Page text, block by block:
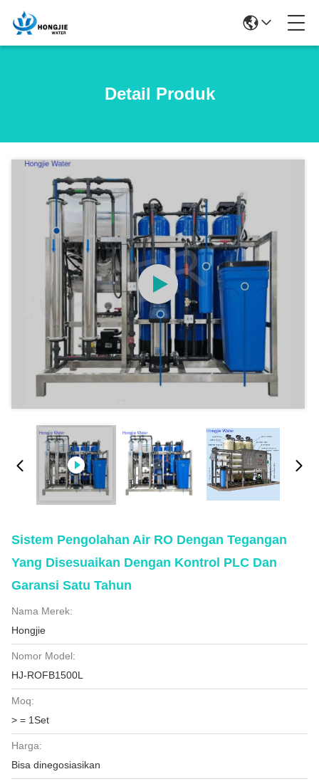
Detail Produk
Sistem Pengolahan Air RO Dengan Tegangan
Yang Disesuaikan Dengan Kontrol PLC Dan
Garansi Satu Tahun
Nama Merek:
Hongjie
Nomor Model:
HJ-ROFB1500L
Moq:
> = 1Set
Harga:
Bisa dinegosiasikan